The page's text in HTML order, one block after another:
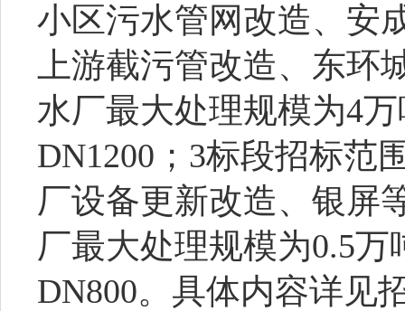
小区污水管网改造、安
上游截污管改造、东
水厂最大处理规模为4
DN1200 ； 3标段招标范
厂设备更新改造、银屏
厂最大处理规模为0.5万
DN800。具体内容详见